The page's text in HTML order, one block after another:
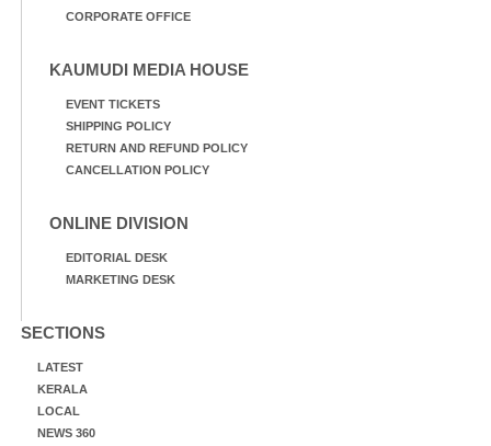
CORPORATE OFFICE
KAUMUDI MEDIA HOUSE
EVENT TICKETS
SHIPPING POLICY
RETURN AND REFUND POLICY
CANCELLATION POLICY
ONLINE DIVISION
EDITORIAL DESK
MARKETING DESK
SECTIONS
LATEST
KERALA
LOCAL
NEWS 360